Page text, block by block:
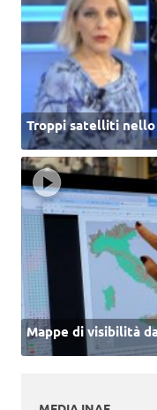
Troppi satelliti nello
Mappe di visibilità